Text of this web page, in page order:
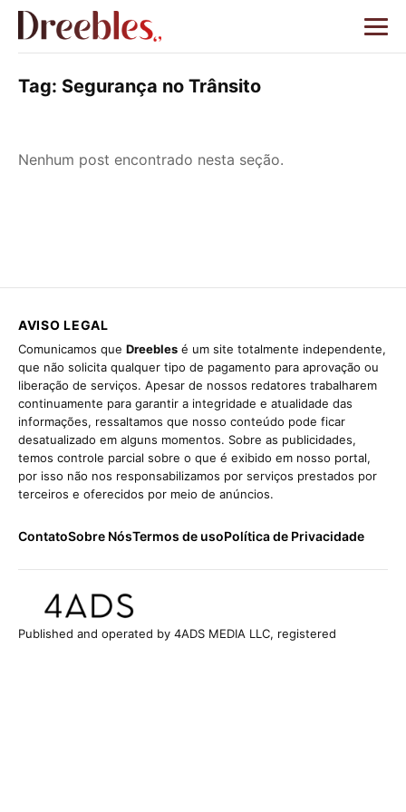
Tag: Segurança no Trânsito
Nenhum post encontrado nesta seção.
AVISO LEGAL
Comunicamos que Dreebles é um site totalmente independente,
que não solicita qualquer tipo de pagamento para aprovação ou
liberação de serviços. Apesar de nossos redatores trabalharem
continuamente para garantir a integridade e atualidade das
informações, ressaltamos que nosso conteúdo pode ficar
desatualizado em alguns momentos. Sobre as publicidades,
temos controle parcial sobre o que é exibido em nosso portal,
por isso não nos responsabilizamos por serviços prestados por
terceiros e oferecidos por meio de anúncios.
ContatoSobre NósTermos de usoPolítica de Privacidade
Published and operated by 4ADS MEDIA LLC, registered